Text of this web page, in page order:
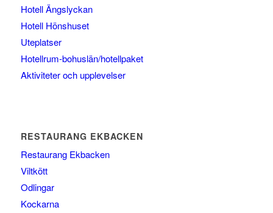
Hotell Ängslyckan
Hotell Hönshuset
Uteplatser
Hotellrum-bohuslän/hotellpaket
Aktiviteter och upplevelser
RESTAURANG EKBACKEN
Restaurang Ekbacken
Viltkött
Odlingar
Kockarna